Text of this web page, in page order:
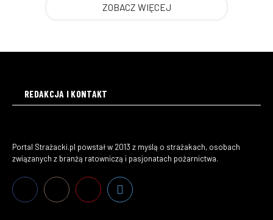
ZOBACZ WIĘCEJ
REDAKCJA I KONTAKT
Portal Strażacki.pl powstał w 2013 z myślą o strażakach, osobach
związanych z branżą ratowniczą i pasjonatach pożarnictwa.